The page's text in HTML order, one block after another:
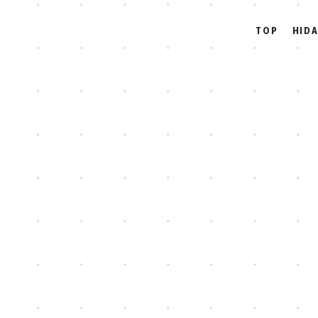
TOP
HIDACAブロ
| HIDACAブログ template.detail